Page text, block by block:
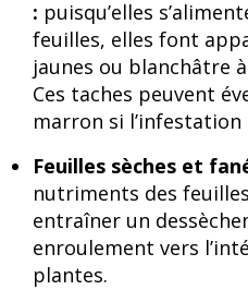
: puisqu’elles
feuilles, elles font
jaunes ou blanchâtre
Ces taches peuvent
marron si l’infestation
Feuilles sèches et
nutriments des
entraîner un
enroulement vers
plantes.